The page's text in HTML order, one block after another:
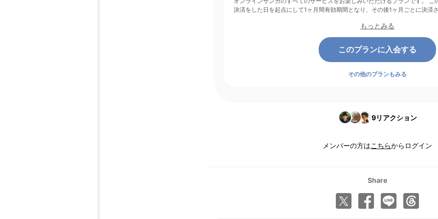
決済をした日を起点にして1ヶ月間有効期間となり、その後1ヶ月ごとに決済さ
もっとみる
このプランに入会する
その他のプランもみる
9リアクション
メンバーの方はこちらからログイン
Share